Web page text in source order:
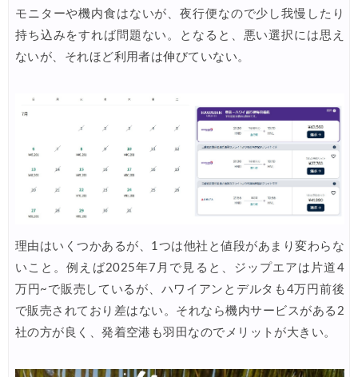
07/27 Trip.com) タイ航空券 10%OFFクーポン
07/25 楽天トラベル) 海外ツアー 最大30,000円OFFクーポン
07/24 HIS) 海外航空券 3,000円OFFクーポン
HIS) アイスランドツアー 最大30,000円OFFクーポン
Trip.com) 海外航空券 最大2,500円OFFクーポン
07/23 Trip.com) 航空券＋ホテル 最大5,000円OFFクーポン
07/22 JTB) 海外ツアー(20代) 最大28,000円OFFクーポン
07/22 JTB) 海外ツアー(10代) 最大28,000円OFFクーポン
07/21 エアトリ) 海外航空券 最大10,000円OFFクーポン
モニターや機内食はないが、夜行便なので少し我慢したり
持ち込みをすれば問題ない。となると、悪い選択には思え
ないが、それほど利用者は伸びていない。
理由はいくつかあるが、1つは他社と値段があまり変わらな
いこと。例えば2025年7月で見ると、ジップエアは片道4
万円~で販売しているが、ハワイアンとデルタも4万円前後
で販売されており差はない。それなら機内サービスがある2
社の方が良く、発着空港も羽田なのでメリットが大きい。